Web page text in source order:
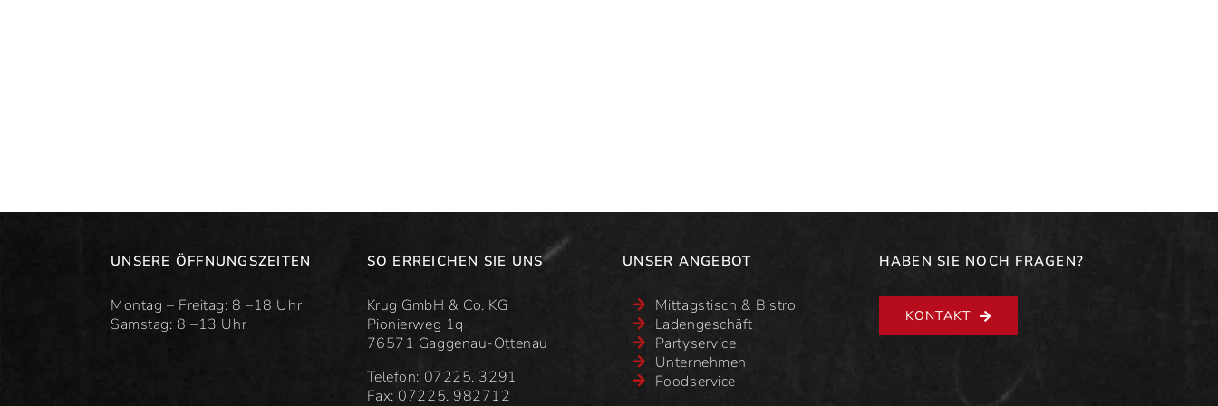
UNSERE ÖFFNUNGSZEITEN
Montag – Freitag: 8 –18 Uhr
Samstag: 8 –13 Uhr
SO ERREICHEN SIE UNS
Krug GmbH & Co. KG
Pionierweg 1q
76571 Gaggenau-Ottenau
Telefon: 07225. 3291
Fax: 07225. 982712
UNSER ANGEBOT
Mittagstisch & Bistro
Ladengeschäft
Partyservice
Unternehmen
Foodservice
HABEN SIE NOCH FRAGEN?
KONTAKT